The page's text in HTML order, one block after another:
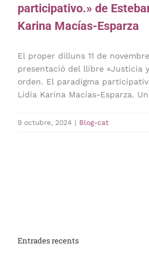
participativo.» de
Karina Macías-Esparza
El proper dilluns 11 de
presentació del llibre «Justicia
orden. El paradigma
Lidia Karina Macías-Esparza.
9 octubre, 2024 | Blog-cat
Entrades recents